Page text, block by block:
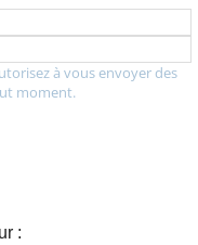
à vous envoyer des
moment.
: